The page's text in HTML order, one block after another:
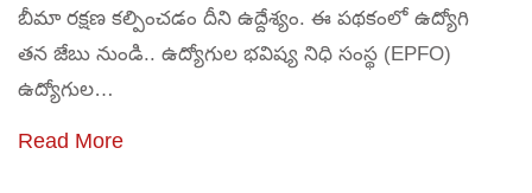
బీమా రక్షణ కల్పించడం దీని ఉద్దేశ్యం. ఈ పథకంలో ఉద్యోగి
తన జేబు నుండి.. ఉద్యోగుల భవిష్య నిధి సంస్థ (EPFO)
ఉద్యోగుల…
Read More